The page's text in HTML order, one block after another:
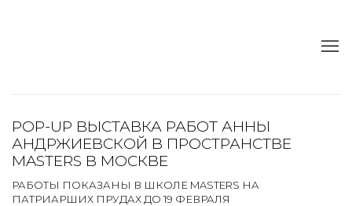
POP-UP ВЫСТАВКА РАБОТ АННЫ
АНДРЖИЕВСКОЙ В ПРОСТРАНСТВЕ
MASTERS В МОСКВЕ
РАБОТЫ ПОКАЗАНЫ В ШКОЛЕ MASTERS НА
ПАТРИАРШИХ ПРУДАХ ДО 19 ФЕВРАЛЯ